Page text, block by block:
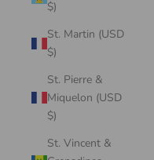
$)
St. Martin (USD
$)
St. Pierre &
Miquelon (USD
$)
St. Vincent &